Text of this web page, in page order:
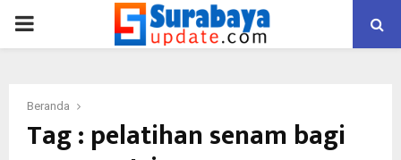
PRIMARY
Beranda
Tag : pelatihan senam bagi